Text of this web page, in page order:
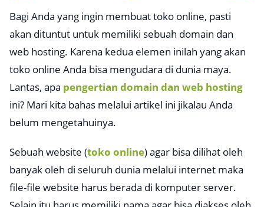
Bagi Anda yang ingin membuat toko online, pasti
akan dituntut untuk memiliki sebuah domain dan
web hosting. Karena kedua elemen inilah yang akan
toko online Anda bisa mengudara di dunia maya.
Lantas, apa pengertian domain dan web hosting
ini? Mari kita bahas melalui artikel ini jikalau Anda
belum mengetahuinya.
Sebuah website (toko online) agar bisa dilihat oleh
banyak oleh di seluruh dunia melalui internet maka
file-file website harus berada di komputer server.